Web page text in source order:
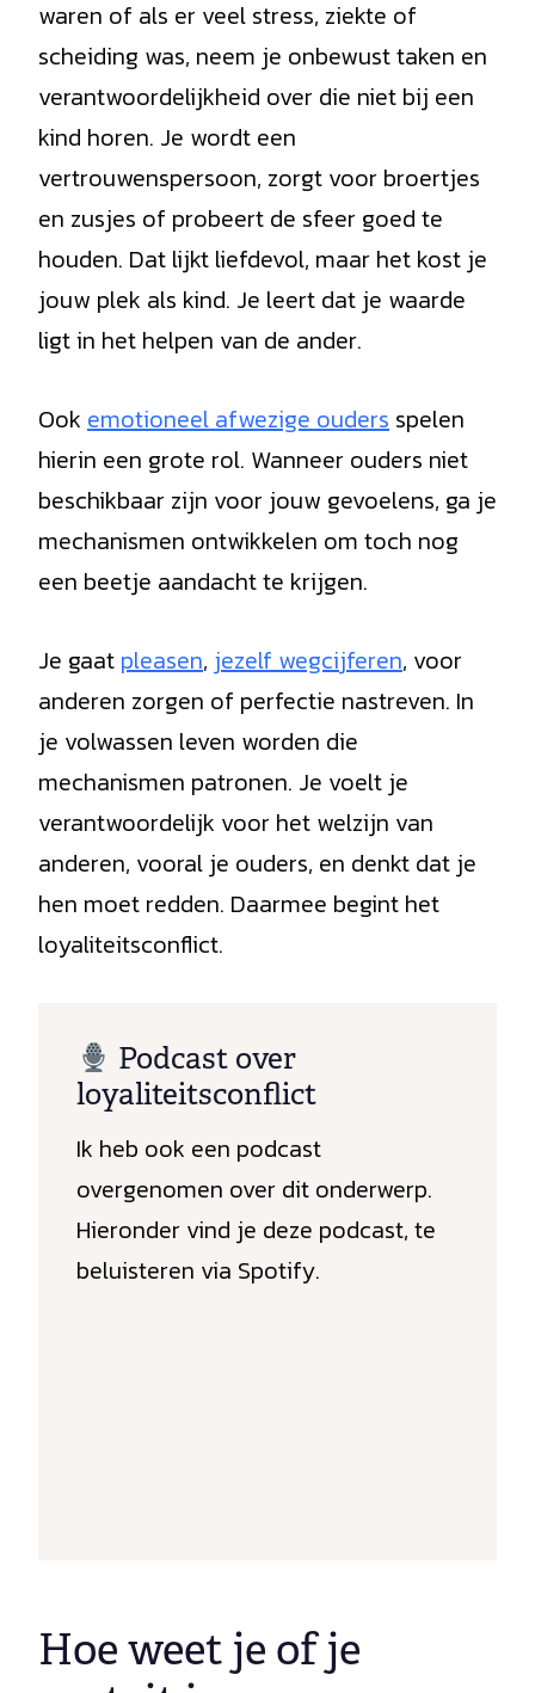
waren of als er veel stress, ziekte of
scheiding was, neem je onbewust taken en
verantwoordelijkheid over die niet bij een
kind horen. Je wordt een
vertrouwenspersoon, zorgt voor broertjes
en zusjes of probeert de sfeer goed te
houden. Dat lijkt liefdevol, maar het kost je
jouw plek als kind. Je leert dat je waarde
ligt in het helpen van de ander.
Ook emotioneel afwezige ouders spelen
hierin een grote rol. Wanneer ouders niet
beschikbaar zijn voor jouw gevoelens, ga je
mechanismen ontwikkelen om toch nog
een beetje aandacht te krijgen.
Je gaat pleasen, jezelf wegcijferen, voor
anderen zorgen of perfectie nastreven. In
je volwassen leven worden die
mechanismen patronen. Je voelt je
verantwoordelijk voor het welzijn van
anderen, vooral je ouders, en denkt dat je
hen moet redden. Daarmee begint het
loyaliteitsconflict.
Podcast over
loyaliteitsconflict
Ik heb ook een podcast
overgenomen over dit onderwerp.
Hieronder vind je deze podcast, te
beluisteren via Spotify.
Hoe weet je of je